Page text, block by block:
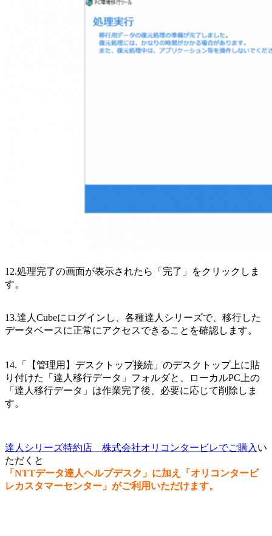
12.処理完了の画面が表示されたら「完了」をクリックしま
す。
13.達人Cubeにログインし、各種達人シリーズで、移行した
データベースに正常にアクセスできることを確認します。
14.「【管理用】デスクトップ接続」のデスクトップ上に貼
り付けた「達人移行データ」フォルダと、ローカルPC上の
「達人移行データ」は作業完了後、必要に応じて削除しま
す。
達人シリーズ特約店 株式会社オリコンタービレでご購入 い
ただくと
「NTTデータ達人ヘルプデスク」に加え「オリコンタービ
レカスタマーセンター」がご利用いただけます。